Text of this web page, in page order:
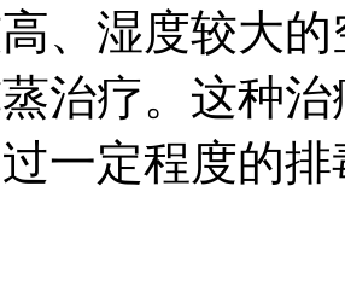
、湿度较大
治疗。这种
一定程度的